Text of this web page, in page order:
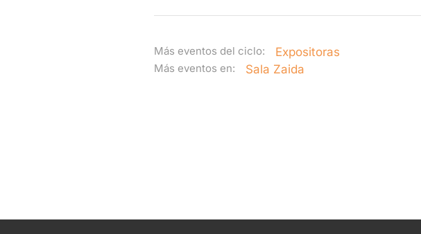
Más eventos del ciclo: Expositoras
Más eventos en: Sala Zaida